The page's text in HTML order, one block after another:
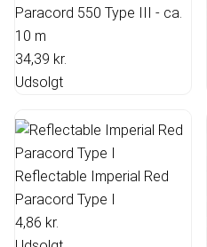
Paracord 550 Type III - ca.
10 m
34,39 kr.
Udsolgt
Reflectable Imperial Red
Paracord Type I
4,86 kr.